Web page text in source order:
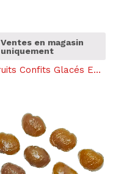
Ventes en magasin
uniquement
Fruits Confits Glacés Enrobés de Chocolat (100g)